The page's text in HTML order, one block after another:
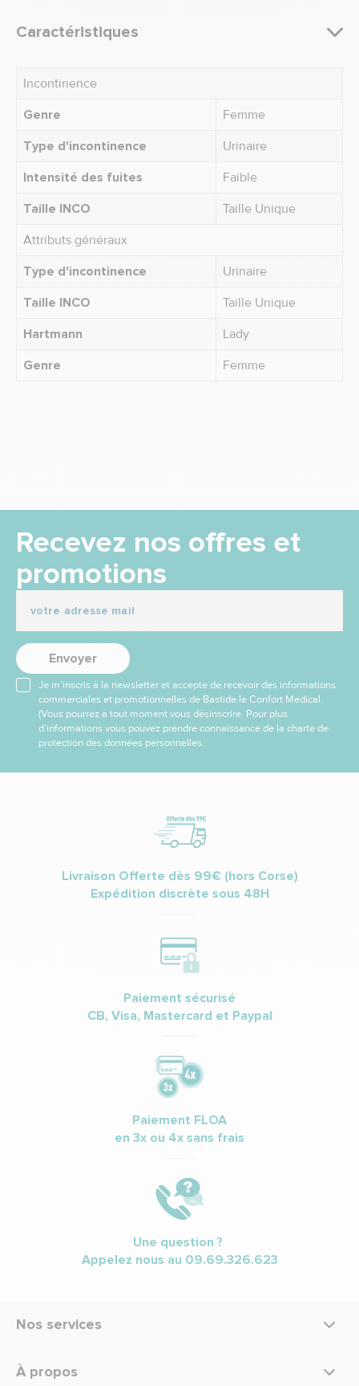
Caractéristiques
Incontinence
Genre
Femme
Type d'incontinence
Urinaire
Intensité des fuites
Faible
Taille INCO
Taille Unique
Attributs généraux
Type d'incontinence
Urinaire
Taille INCO
Taille Unique
Hartmann
Lady
Genre
Femme
Recevez nos offres et
promotions
Envoyer
Je m’inscris à la newsletter et accepte de recevoir des informations
commerciales et promotionnelles de Bastide le Confort Médical.
(Vous pourrez à tout moment vous désinscrire. Pour plus
d’informations vous pouvez prendre connaissance de la charte de
protection des données personnelles.
Livraison Offerte dès 99€ (hors Corse)
Expédition discrète sous 48H
Paiement sécurisé
CB, Visa, Mastercard et Paypal
Paiement FLOA
en 3x ou 4x sans frais
Une question ?
Appelez nous au 09.69.326.623
Nos services
À propos